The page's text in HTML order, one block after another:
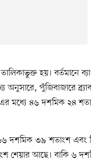
হয়। বর্তমানে
অনুসারে, পুঁজিবাজারে
মধ্যে ৪৬ দশমিক ২৪
১৬ দশমিক ৩৯ শতাংশ এবং
শেয়ার আছে। বাকি ৬